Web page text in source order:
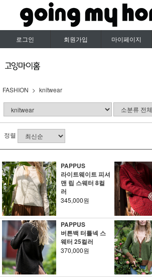
로그인 회원가입 마이페이지
FASHION knitwear
정렬
PAPPUS
라이트웨이트 피셔
맨 립 스웨터 8컬
러
345,000원
PAPPUS
버튼백 터틀넥 스
웨터 25컬러
370,000원